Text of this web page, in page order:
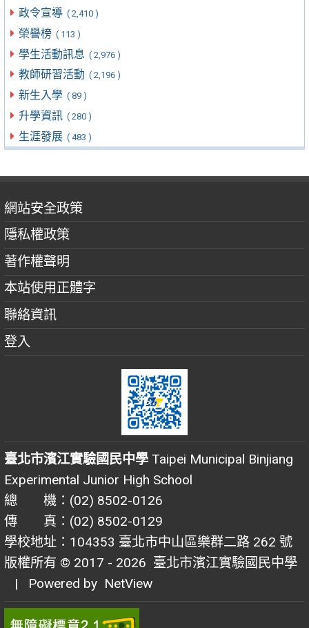
政令宣導 ( 2,410 )
榮譽榜 ( 113 )
學生活動訊息 ( 2,976 )
教師研習活動 ( 2,196 )
新生入學 ( 89 )
升學資訊 ( 280 )
生涯發展 ( 483 )
網站安全政策
隱私權政策
著作權聲明
本站使用正體字
聯絡資訊
登入
臺北市濱江實驗國民中學 Taipei Municipal Binjiang
Experimental Junior High School
總 機：(02) 8502-0126
傳 真：(02) 8502-0129
學校地址：104353 臺北市中山區樂群二路 262 號
版權所有 © 2017 - 2026 臺北市濱江實驗國民中學
| Powered by NetView